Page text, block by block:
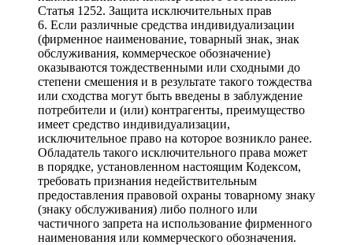
Статья 1252. Защита исключительных прав
6. Если различные средства индивидуализации
(фирменное наименование, товарный знак, знак
обслуживания, коммерческое обозначение)
оказываются тождественными или сходными до
степени смешения и в результате такого тождества
или сходства могут быть введены в заблуждение
потребители и (или) контрагенты, преимущество
имеет средство индивидуализации,
исключительное право на которое возникло ранее.
Обладатель такого исключительного права может
в порядке, установленном настоящим Кодексом,
требовать признания недействительным
предоставления правовой охраны товарному знаку
(знаку обслуживания) либо полного или
частичного запрета на использование фирменного
наименования или коммерческого обозначения.